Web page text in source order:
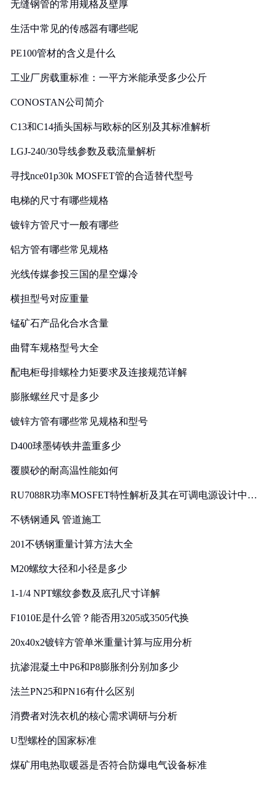
无缝钢管的常用规格及壁厚
生活中常见的传感器有哪些呢
PE100管材的含义是什么
工业厂房载重标准：一平方米能承受多少公斤
CONOSTAN公司简介
C13和C14插头国标与欧标的区别及其标准解析
LGJ-240/30导线参数及载流量解析
寻找nce01p30k MOSFET管的合适替代型号
电梯的尺寸有哪些规格
镀锌方管尺寸一般有哪些
铝方管有哪些常见规格
光线传媒参投三国的星空爆冷
横担型号对应重量
锰矿石产品化合水含量
曲臂车规格型号大全
配电柜母排螺栓力矩要求及连接规范详解
膨胀螺丝尺寸是多少
镀锌方管有哪些常见规格和型号
D400球墨铸铁井盖重多少
覆膜砂的耐高温性能如何
RU7088R功率MOSFET特性解析及其在可调电源设计中的
不锈钢通风 管道施工
201不锈钢重量计算方法大全
M20螺纹大径和小径是多少
1-1/4 NPT螺纹参数及底孔尺寸详解
F1010E是什么管？能否用3205或3505代换
20x40x2镀锌方管单米重量计算与应用分析
抗渗混凝土中P6和P8膨胀剂分别加多少
法兰PN25和PN16有什么区别
消费者对洗衣机的核心需求调研与分析
U型螺栓的国家标准
煤矿用电热取暖器是否符合防爆电气设备标准